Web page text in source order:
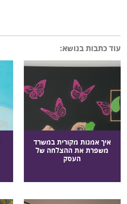
עוד כתבות בנושא:
איך אמנות מקורית במשרד
משפרת את ההצלחה של
העסק